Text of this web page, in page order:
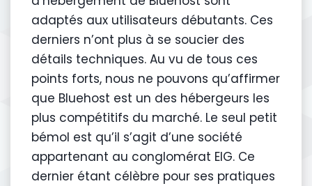
adaptés aux utilisateurs débutants. Ces
derniers n’ont plus à se soucier des
détails techniques. Au vu de tous ces
points forts, nous ne pouvons qu’affirmer
que Bluehost est un des hébergeurs les
plus compétitifs du marché. Le seul petit
bémol est qu’il s’agit d’une société
appartenant au conglomérat EIG. Ce
dernier étant célèbre pour ses pratiques